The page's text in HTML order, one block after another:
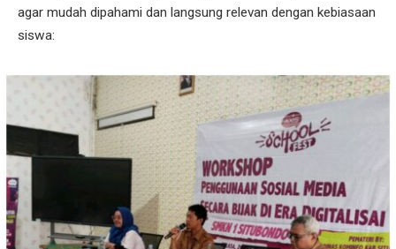
agar mudah dipahami dan langsung relevan dengan kebiasaan
siswa: